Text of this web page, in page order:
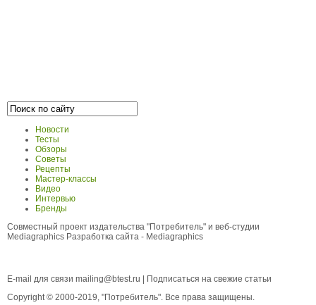
Новости
Тесты
Обзоры
Советы
Рецепты
Мастер-классы
Видео
Интервью
Бренды
Совместный проект издательства "Потребитель" и веб-студии
Mediagraphics Разработка сайта - Mediagraphics
E-mail для связи mailing@btest.ru
Подписаться на свежие статьи
Copyright © 2000-2019, "Потребитель". Все права защищены.